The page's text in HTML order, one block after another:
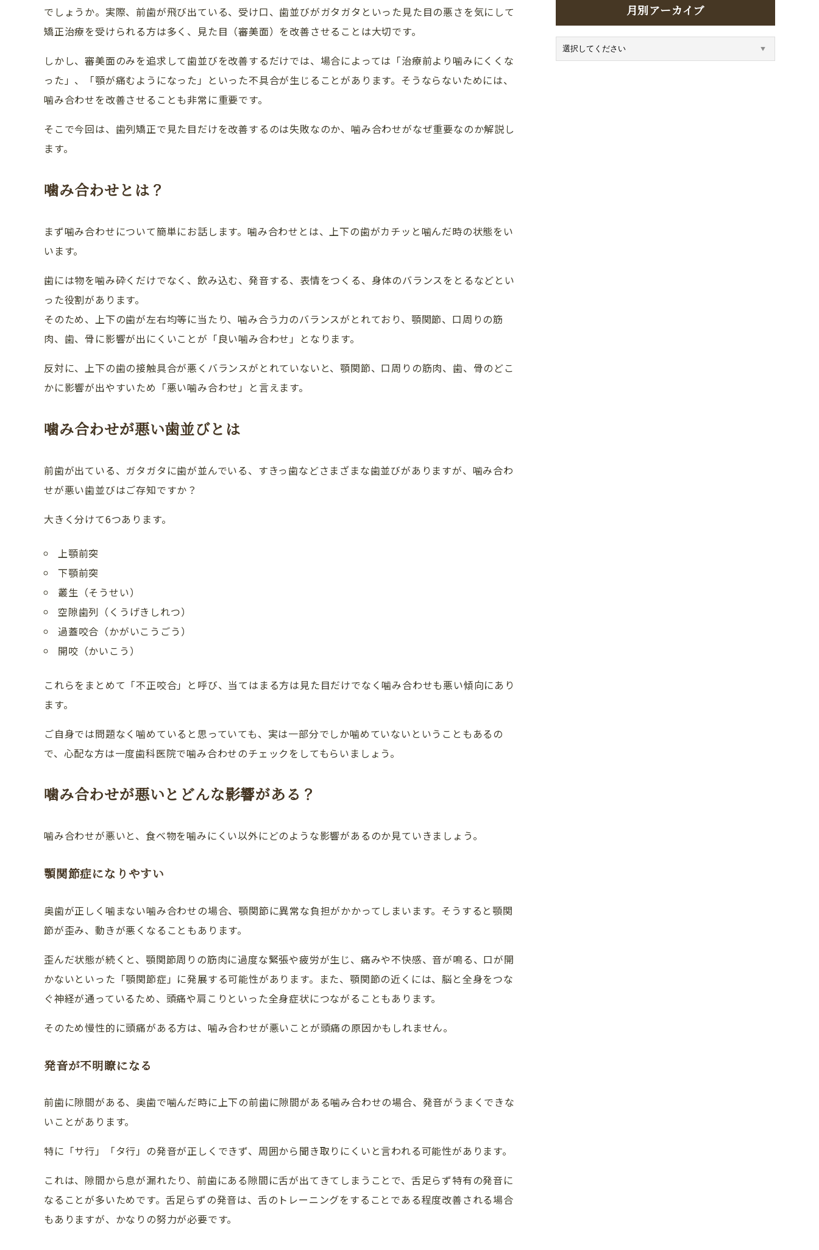
CLINIC CONTENTS
コンセプト
アクセス・医院案内
TREATMENT CONTENTS
でしょうか。実際、前歯が飛び出ている、受け口、歯並びがガタガタといった見た目の悪さを気にして
矯正治療を受けられる方は多く、見た目（審美面）を改善させることは大切です。
しかし、審美面のみを追求して歯並びを改善するだけでは、場合によっては「治療前より噛みにくくな
った」、「顎が痛むようになった」といった不具合が生じることがあります。そうならないためには、
噛み合わせを改善させることも非常に重要です。
そこで今回は、歯列矯正で見た目だけを改善するのは失敗なのか、噛み合わせがなぜ重要なのか解説し
ます。
噛み合わせとは？
まず噛み合わせについて簡単にお話します。噛み合わせとは、上下の歯がカチッと噛んだ時の状態をい
います。
歯には物を噛み砕くだけでなく、飲み込む、発音する、表情をつくる、身体のバランスをとるなどとい
った役割があります。
そのため、上下の歯が左右均等に当たり、噛み合う力のバランスがとれており、顎関節、口周りの筋
肉、歯、骨に影響が出にくいことが「良い噛み合わせ」となります。
反対に、上下の歯の接触具合が悪くバランスがとれていないと、顎関節、口周りの筋肉、歯、骨のどこ
かに影響が出やすいため「悪い噛み合わせ」と言えます。
噛み合わせが悪い歯並びとは
前歯が出ている、ガタガタに歯が並んでいる、すきっ歯などさまざまな歯並びがありますが、噛み合わ
せが悪い歯並びはご存知ですか？
大きく分けて6つあります。
上顎前突
下顎前突
叢生（そうせい）
空隙歯列（くうげきしれつ）
過蓋咬合（かがいこうごう）
開咬（かいこう）
これらをまとめて「不正咬合」と呼び、当てはまる方は見た目だけでなく噛み合わせも悪い傾向にあり
ます。
ご自身では問題なく噛めていると思っていても、実は一部分でしか噛めていないということもあるの
で、心配な方は一度歯科医院で噛み合わせのチェックをしてもらいましょう。
噛み合わせが悪いとどんな影響がある？
噛み合わせが悪いと、食べ物を噛みにくい以外にどのような影響があるのか見ていきましょう。
顎関節症になりやすい
奥歯が正しく噛まない噛み合わせの場合、顎関節に異常な負担がかかってしまいます。そうすると顎関
節が歪み、動きが悪くなることもあります。
歪んだ状態が続くと、顎関節周りの筋肉に過度な緊張や疲労が生じ、痛みや不快感、音が鳴る、口が開
かないといった「顎関節症」に発展する可能性があります。また、顎関節の近くには、脳と全身をつな
ぐ神経が通っているため、頭痛や肩こりといった全身症状につながることもあります。
そのため慢性的に頭痛がある方は、噛み合わせが悪いことが頭痛の原因かもしれません。
発音が不明瞭になる
前歯に隙間がある、奥歯で噛んだ時に上下の前歯に隙間がある噛み合わせの場合、発音がうまくできな
いことがあります。
特に「サ行」「タ行」の発音が正しくできず、周囲から聞き取りにくいと言われる可能性があります。
これは、隙間から息が漏れたり、前歯にある隙間に舌が出てきてしまうことで、舌足らず特有の発音に
なることが多いためです。舌足らずの発音は、舌のトレーニングをすることである程度改善される場合
もありますが、かなりの努力が必要です。
月別アーカイブ